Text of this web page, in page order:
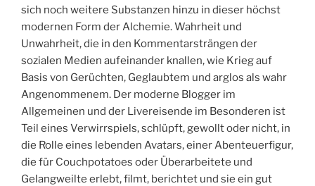
sich noch weitere Substanzen hinzu in dieser höchst
modernen Form der Alchemie. Wahrheit und
Unwahrheit, die in den Kommentarsträngen der
sozialen Medien aufeinander knallen, wie Krieg auf
Basis von Gerüchten, Geglaubtem und arglos als wahr
Angenommenem. Der moderne Blogger im
Allgemeinen und der Livereisende im Besonderen ist
Teil eines Verwirrspiels, schlüpft, gewollt oder nicht, in
die Rolle eines lebenden Avatars, einer Abenteuerfigur,
die für Couchpotatoes oder Überarbeitete und
Gelangweilte erlebt, filmt, berichtet und sie ein gut